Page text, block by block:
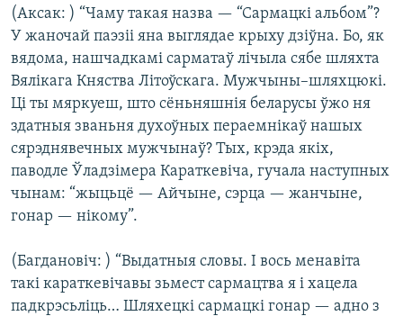
(Аксак: ) “Чаму такая назва — “Сармацкі альбом”?
У жаночай паэзіі яна выглядае крыху дзіўна. Бо, як
вядома, нашчадкамі сарматаў лічыла сябе шляхта
Вялікага Княства Літоўскага. Мужчыны–шляхцюкі.
Ці ты мяркуеш, што сёньняшнія беларусы ўжо ня
здатныя званьня духоўных пераемнікаў нашых
сярэднявечных мужчынаў? Тых, крэда якіх,
паводле Ўладзімера Караткевіча, гучала наступных
чынам: “жыцьцё — Айчыне, сэрца — жанчыне,
гонар — нікому”.
(Багдановіч: ) “Выдатныя словы. І вось менавіта
такі караткевічавы зьмест сармацтва я і хацела
падкрэсьліць… Шляхецкі сармацкі гонар — адно з